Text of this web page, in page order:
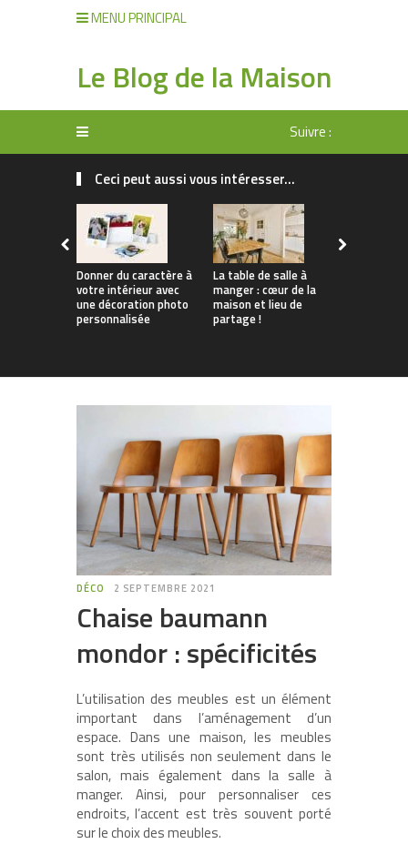
MENU PRINCIPAL
Le Blog de la Maison
Suivre :
Ceci peut aussi vous intéresser...
Donner du caractère à
votre intérieur avec
une décoration photo
personnalisée
La table de salle à
manger : cœur de la
maison et lieu de
partage !
DÉCO 2 SEPTEMBRE 2021
Chaise baumann
mondor : spécificités
L’utilisation des meubles est un élément
important dans l’aménagement d’un
espace. Dans une maison, les meubles
sont très utilisés non seulement dans le
salon, mais également dans la salle à
manger. Ainsi, pour personnaliser ces
endroits, l’accent est très souvent porté
sur le choix des meubles.